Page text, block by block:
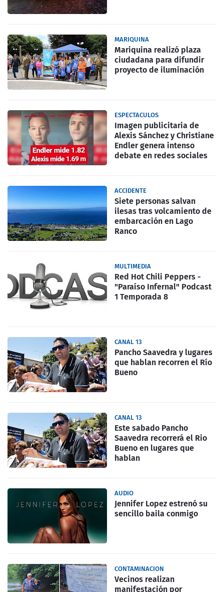
MARIQUINA
Mariquina realizó plaza
ciudadana para difundir
proyecto de iluminación
ESPECTACULOS
Imagen publicitaria de
Alexis Sánchez y Christiane
Endler genera intenso
debate en redes sociales
ACCIDENTE
Siete personas salvan
ilesas tras volcamiento de
embarcación en Lago
Ranco
MULTIMEDIA
Red Hot Chili Peppers -
"Paraíso Infernal" Podcast
1 Temporada 8
CANAL 13
Pancho Saavedra y lugares
que hablan recorren el Río
Bueno
CANAL 13
Este sabado Pancho
Saavedra recorrerá el Rio
Bueno en lugares que
hablan
AUDIO
Jennifer Lopez estrenó su
sencillo baila conmigo
CONTAMINACION
Vecinos realizan
manifestación por